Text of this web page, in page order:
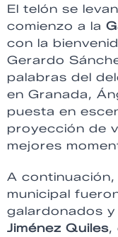
El telón se
comienzo a la
con la
Gerardo
palabras del
en Granada,
puesta en
proyección de
mejores
A
municipal
galardonados y
Jiménez Quiles,